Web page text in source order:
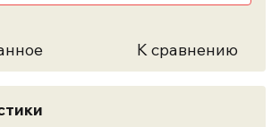
К сравнению